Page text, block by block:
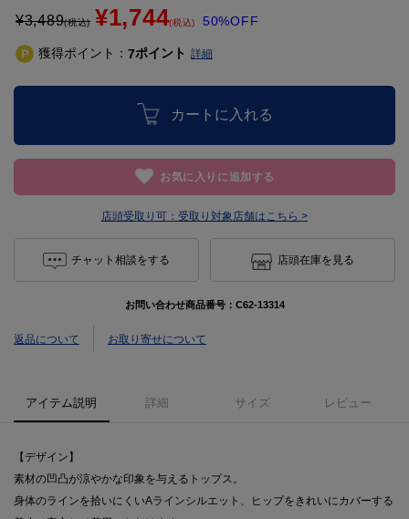
¥3,489(税込) ¥1,744(税込) 50%OFF
獲得ポイント： 7ポイント 詳細
カートに入れる
お気に入りに追加する
店頭受取り可： 受取り対象店舗はこちら >
チャット相談をする 店頭在庫を見る
お問い合わせ商品番号： C62-13314
返品について お取り寄せについて
アイテム説明 詳細 サイズ レビュー
【デザイン】
素材の凹凸が涼やかな印象を与えるトップス。
身体のラインを拾いにくいAラインシルエット、ヒップをきれいにカバーする